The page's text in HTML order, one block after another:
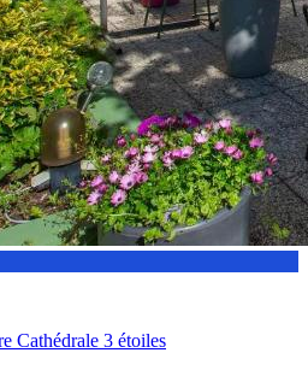
Cathédrale 3 étoiles